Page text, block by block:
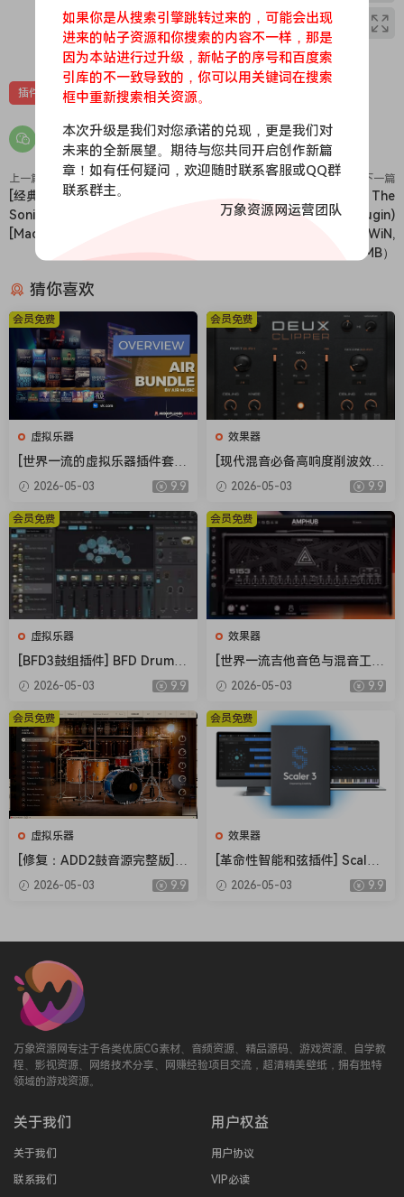
• 内置放大器模拟器（包含 4 个放大器）
• 专为吉他手设计的微调门限
• Tilt 风格全局均衡器
• 内置混响
• 8 个吉他效果踏板（内置于 Stomp Board 中，也可作为单独的
插件使用）
0 0
插件 效果器 苹果 苹果效果器
上一篇
[经典激励器插件包] BBE Sound
Sonic Sweet 4.7.0 HCiSO
[MacOSX]（118.59MB）
下一篇
[贝斯效果器插件] Mors The
Devils Reese (Bass Plugin)
v1.0.0-FANTASTiC [WiN,
MacOSX]（77MB）
猜你喜欢
虚拟乐器
[世界一流的虚拟乐器插件套
装] AIR Music Technology In
struments Bundle 2025-R2
R [WiN]（5.92GB）
2026-05-03 9.9
会员免费
效果器
[现代混音必备高响度削波效果
插件] Audioloom Maciel Aud
io Deux Clipper v1.0.0 [WiN,
MacOSX]（34.5MB+145MB)
2026-05-03 9.9
会员免费
虚拟乐器
[BFD3鼓组插件] BFD Drums
BFD3 v3.5.0.49-R2R [WiN]
2026-05-03 9.9
会员免费
效果器
[世界一流吉他音色与混音工具
全套合集] STL Tones Bundle
v2026.04 [WiN, MacOSX]（1.
48GB+3.34GB）
2026-05-03 9.9
会员免费
虚拟乐器
[修复：ADD2鼓音源完整版] X
LN Audio Addictive Drums 2
Complete v2.9.0.4 FIXED ON
2026-05-03 9.9
会员免费
效果器
[革命性智能和弦插件] Scaler
Music Scaler 3 v3.2.2 Regge
d-HCiSO [MacOSX]（1.45G
2026-05-03 9.9
会员免费
万象资源网专注于各类优质CG素材、音频资源、精品源码、游戏资源、自学教
程、影视资源、网络技术分享、网赚经验项目交流，超清精美壁纸，拥有独特
领域的游戏资源。
关于我们
关于我们
联系我们
用户权益
用户协议
VIP必读
如果你是从搜索引擎跳转过来的，可能会出现
进来的帖子资源和你搜索的内容不一样，那是
因为本站进行过升级，新帖子的序号和百度索
引库的不一致导致的，你可以用关键词在搜索
框中重新搜索相关资源。
本次升级是我们对您承诺的兑现，更是我们对
未来的全新展望。期待与您共同开启创作新篇
章！如有任何疑问，欢迎随时联系客服或QQ群
联系群主。
万象资源网运营团队